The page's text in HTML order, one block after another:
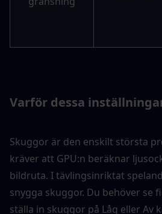
Varför dessa
Skuggor är den enskilt största
kräver att GPU:n beräknar
bildruta. I tävlingsinriktat
snygga skuggor. Du behöver se
ställa in skuggor på Låg eller Av